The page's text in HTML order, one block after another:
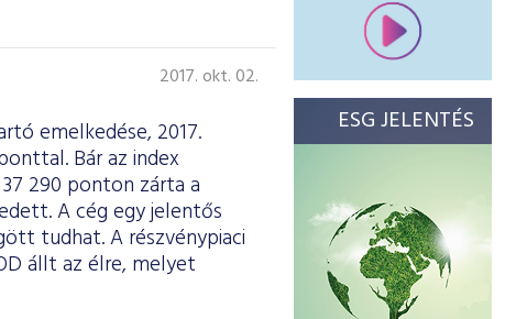
2017. okt. 02.
emelkedése, 2017.
Bár az index
290 ponton zárta a
A cég egy jelentős
tudhat. A részvénypiaci
állt az élre, melyet
ESG JELENTÉS